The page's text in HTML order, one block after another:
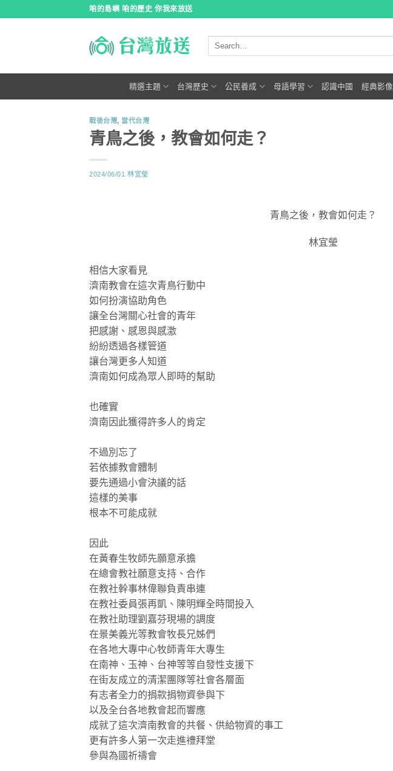
咱的島嶼 咱的歷史 你我來放送
精選主題 台灣歷史 公民養成 母語學習 認識中國 經典影像
戰後台灣, 當代台灣
青鳥之後，教會如何走？
2024/06/01 林宜瑩
青鳥之後，教會如何走？
林宜瑩
相信大家看見
濟南教會在這次青鳥行動中
如何扮演協助角色
讓全台灣關心社會的青年
把感謝、感恩與感激
紛紛透過各樣管道
讓台灣更多人知道
濟南如何成為眾人即時的幫助
也確實
濟南因此獲得許多人的肯定
不過別忘了
若依據教會體制
要先通過小會決議的話
這樣的美事
根本不可能成就
因此
在黃春生牧師先願意承擔
在總會教社願意支持、合作
在教社幹事林偉聯負責串連
在教社委員張再凱、陳明輝全時間投入
在教社助理劉嘉芬現場的調度
在景美義光等教會牧長兄姊們
在各地大專中心牧師青年大專生
在南神、玉神、台神等等自發性支援下
在街友成立的清潔團隊等社會各層面
有志者全力的捐款捐物資參與下
以及全台各地教會起而響應
成就了這次濟南教會的共餐、供給物資的事工
更有許多人第一次走進禮拜堂
參與為國祈禱會